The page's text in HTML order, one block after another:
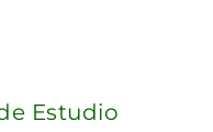
Estudio